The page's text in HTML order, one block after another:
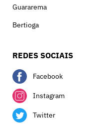
Guararema
Bertioga
REDES SOCIAIS
Facebook
Instagram
Twitter